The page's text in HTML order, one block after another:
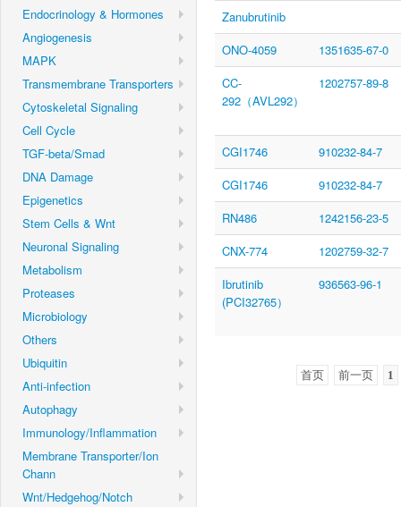
Endocrinology & Hormones
Angiogenesis
MAPK
Transmembrane Transporters
Cytoskeletal Signaling
Cell Cycle
TGF-beta/Smad
DNA Damage
Epigenetics
Stem Cells & Wnt
Neuronal Signaling
Metabolism
Proteases
Microbiology
Others
Ubiquitin
Anti-infection
Autophagy
Immunology/Inflammation
Membrane Transporter/Ion
Chann
Wnt/Hedgehog/Notch
Zanubrutinib
ONO-4059
1351635-67-0
CC-
292（AVL292）
1202757-89-8
CGI1746
910232-84-7
CGI1746
910232-84-7
RN486
1242156-23-5
CNX-774
1202759-32-7
Ibrutinib
(PCI32765）
936563-96-1
首页 前一页 1